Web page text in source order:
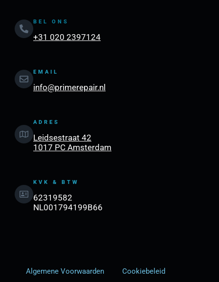
BEL ONS
+31 020 2397124
EMAIL
info@primerepair.nl
ADRES
Leidsestraat 42
1017 PC Amsterdam
KVK & BTW
62319582
NL001794199B66
Algemene Voorwaarden Cookiebeleid